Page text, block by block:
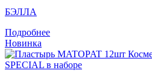
БЭЛЛА
Подробнее
Новинка